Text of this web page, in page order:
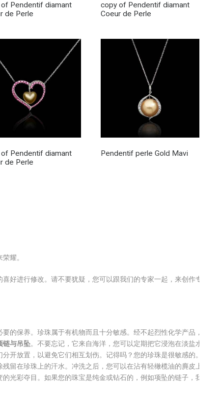
Pendentif diamant
de Perle
copy of Pendentif diamant
Coeur de Perle
Pendentif diamant
de Perle
Pendentif perle Gold Mavi
耀。
好进行修改。请不要犹疑，您可以跟我们的专家一起，来创作专
的保养。珍珠属于有机物而且十分敏感。经不起烈性化学产品，
链与吊坠。不要忘记，它来自海洋，您可以定期把它浸泡在淡盐水
开放置，以避免它们相互划伤。记得吗？您的珍珠是很敏感的。
留在珍珠上的汗水。冲洗之后，您可以在沾有轻橄榄油的麂皮上
光彩夺目。如果您的珠宝是纯金或钻石的，例如项坠的链子，我